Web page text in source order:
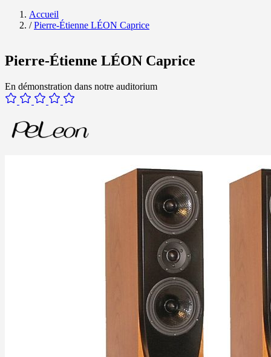
Accueil
/ Pierre-Étienne LÉON Caprice
Pierre-Étienne LÉON Caprice
En démonstration dans notre auditorium